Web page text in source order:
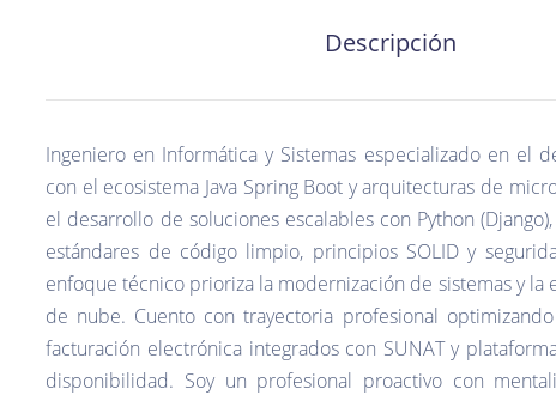
Descripción
Ingeniero en Informática y Sistemas especializado en el
con el ecosistema Java Spring Boot y arquitecturas de
el desarrollo de soluciones escalables con Python
estándares de código limpio, principios SOLID y
enfoque técnico prioriza la modernización de sistemas y la
de nube. Cuento con trayectoria profesional
facturación electrónica integrados con SUNAT y
disponibilidad. Soy un profesional proactivo con